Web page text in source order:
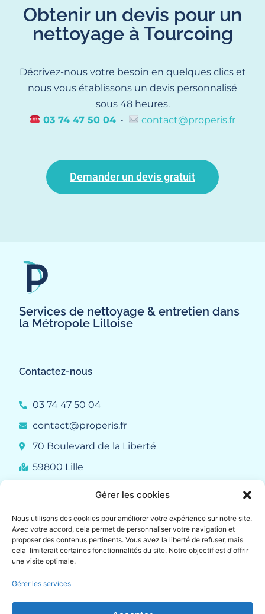
Gérer les cookies
Nous utilisons des cookies pour améliorer votre expérience sur notre site.
Avec votre accord, cela permet de personnaliser votre navigation et
proposer des contenus pertinents. Vous avez la liberté de refuser, mais
cela limiterait certaines fonctionnalités du site. Notre objectif est d'offrir
une visite optimale.
Gérer les services
Obtenir un devis pour un
nettoyage à Tourcoing
Décrivez-nous votre besoin en quelques clics et
nous vous établissons un devis personnalisé
sous 48 heures.
03 74 47 50 04• contact@properis.fr
Demander un devis gratuit
Services de nettoyage & entretien dans
la Métropole Lilloise
Contactez-nous
03 74 47 50 04
contact@properis.fr
70 Boulevard de la Liberté
59800 Lille
Liens rapides
Qui sommes-nous ?
Demander un devis
FAQ